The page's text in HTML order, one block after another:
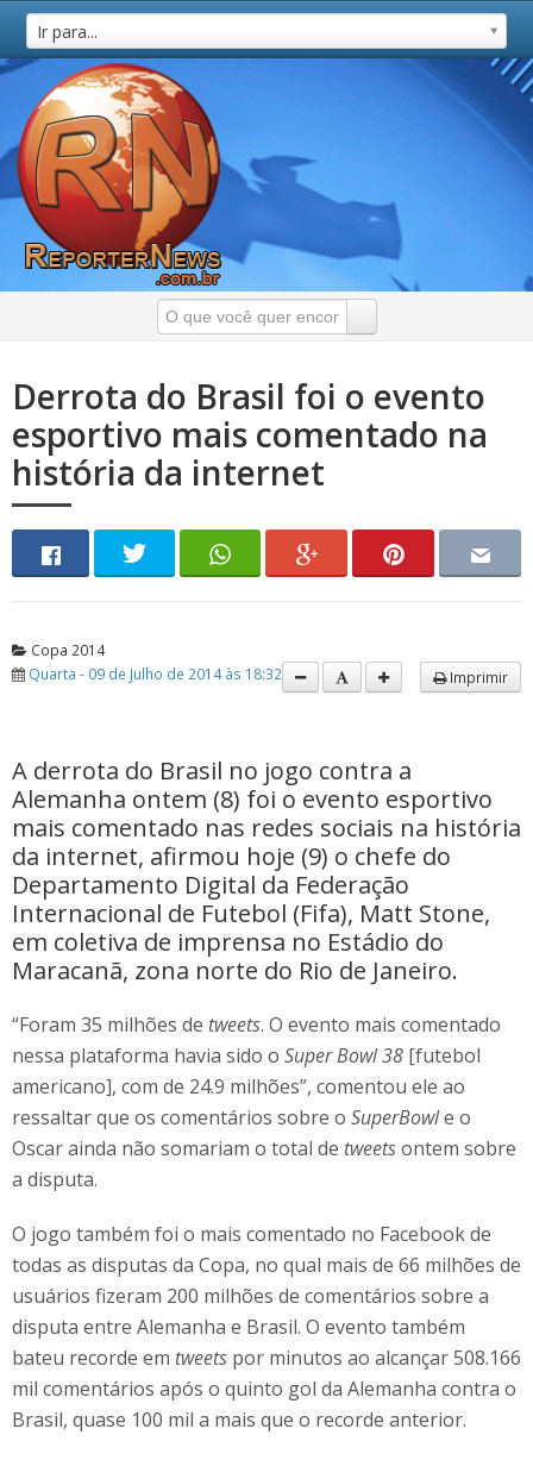
Ir para...
Derrota do Brasil foi o evento
esportivo mais comentado na
história da internet
Copa 2014
Quarta - 09 de Julho de 2014 às 18:32
Imprimir
A derrota do Brasil no jogo contra a
Alemanha ontem (8) foi o evento esportivo
mais comentado nas redes sociais na história
da internet, afirmou hoje (9) o chefe do
Departamento Digital da Federação
Internacional de Futebol (Fifa), Matt Stone,
em coletiva de imprensa no Estádio do
Maracanã, zona norte do Rio de Janeiro.
“Foram 35 milhões de tweets. O evento mais comentado
nessa plataforma havia sido o Super Bowl 38 [futebol
americano], com de 24.9 milhões”, comentou ele ao
ressaltar que os comentários sobre o SuperBowle o
Oscar ainda não somariam o total de tweetsontem sobre
a disputa.
O jogo também foi o mais comentado no Facebook de
todas as disputas da Copa, no qual mais de 66 milhões de
usuários fizeram 200 milhões de comentários sobre a
disputa entre Alemanha e Brasil. O evento também
bateu recorde em tweets por minutos ao alcançar 508.166
mil comentários após o quinto gol da Alemanha contra o
Brasil, quase 100 mil a mais que o recorde anterior.